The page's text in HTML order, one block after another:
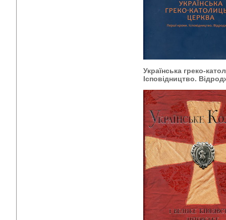
Українська греко-
Ісповідництво.